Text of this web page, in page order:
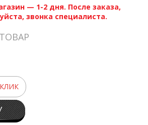
— 1-2 дня. После заказа,
звонка специалиста.